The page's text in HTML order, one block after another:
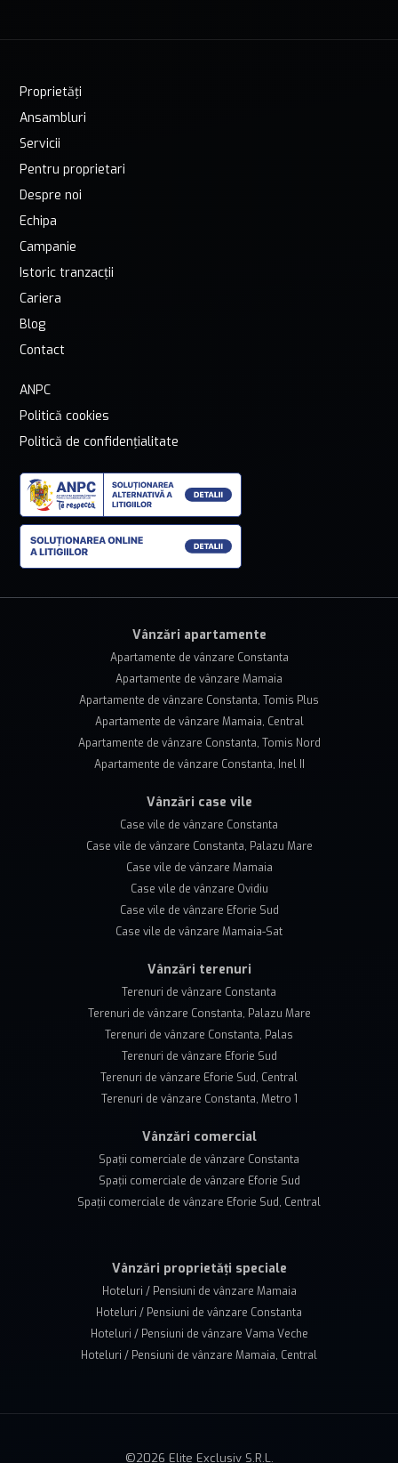
Proprietăți
Ansambluri
Servicii
Pentru proprietari
Despre noi
Echipa
Campanie
Istoric tranzacții
Cariera
Blog
Contact
ANPC
Politică cookies
Politică de confidențialitate
Vânzări apartamente
Apartamente de vânzare Constanta
Apartamente de vânzare Mamaia
Apartamente de vânzare Constanta, Tomis Plus
Apartamente de vânzare Mamaia, Central
Apartamente de vânzare Constanta, Tomis Nord
Apartamente de vânzare Constanta, Inel II
Vânzări case vile
Case vile de vânzare Constanta
Case vile de vânzare Constanta, Palazu Mare
Case vile de vânzare Mamaia
Case vile de vânzare Ovidiu
Case vile de vânzare Eforie Sud
Case vile de vânzare Mamaia-Sat
Vânzări terenuri
Terenuri de vânzare Constanta
Terenuri de vânzare Constanta, Palazu Mare
Terenuri de vânzare Constanta, Palas
Terenuri de vânzare Eforie Sud
Terenuri de vânzare Eforie Sud, Central
Terenuri de vânzare Constanta, Metro 1
Vânzări comercial
Spații comerciale de vânzare Constanta
Spații comerciale de vânzare Eforie Sud
Spații comerciale de vânzare Eforie Sud, Central
Vânzări proprietăți speciale
Hoteluri / Pensiuni de vânzare Mamaia
Hoteluri / Pensiuni de vânzare Constanta
Hoteluri / Pensiuni de vânzare Vama Veche
Hoteluri / Pensiuni de vânzare Mamaia, Central
©2026 Elite Exclusiv S.R.L.